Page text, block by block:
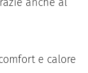
e calore